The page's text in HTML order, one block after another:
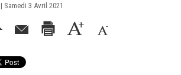
| Samedi 3 Avril 2021